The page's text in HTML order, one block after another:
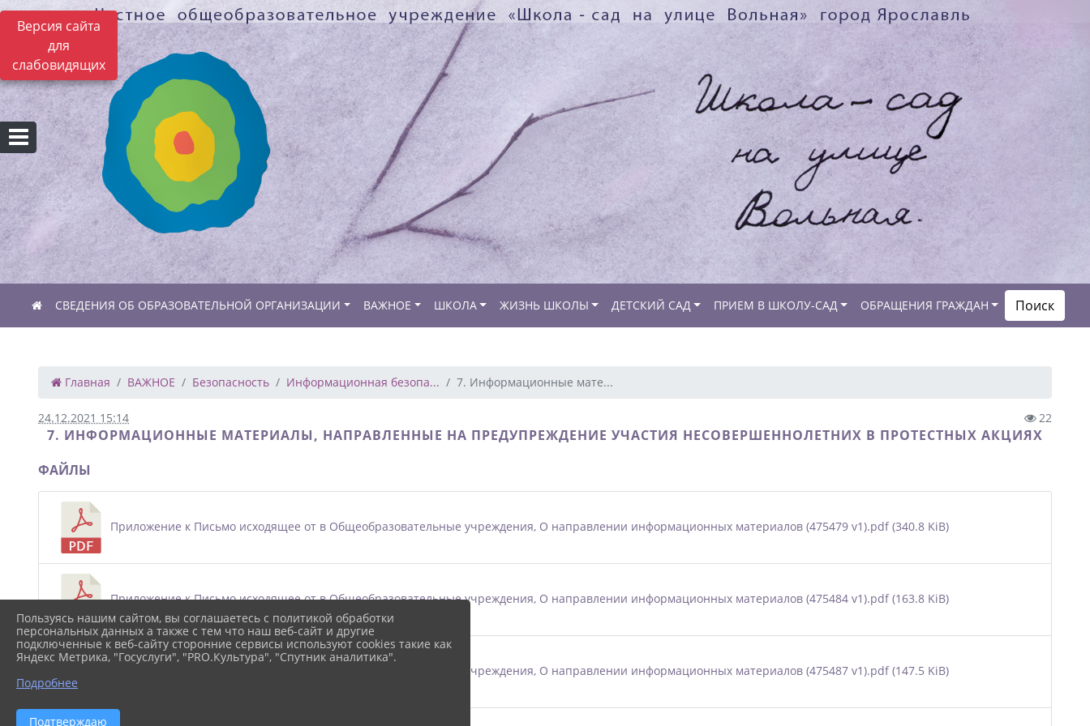
Версия сайта
для
слабовидящих
СВЕДЕНИЯ ОБ ОБРАЗОВАТЕЛЬНОЙ ОРГАНИЗАЦИИ ВАЖНОЕ ШКОЛА ЖИЗНЬ ШКОЛЫ ДЕТСКИЙ САД ПРИЕМ В ШКОЛУ-САД ОБРАЩЕНИЯ ГРАЖДАН Поиск
Главная ВАЖНОЕ Безопасность Информационная безопа... 7. Информационные мате...
24.12.2021 15:14 22
7. ИНФОРМАЦИОННЫЕ МАТЕРИАЛЫ, НАПРАВЛЕННЫЕ НА ПРЕДУПРЕЖДЕНИЕ УЧАСТИЯ НЕСОВЕРШЕННОЛЕТНИХ В ПРОТЕСТНЫХ АКЦИЯХ
ФАЙЛЫ
Приложение к Письмо исходящее от в Общеобразовательные учреждения, О направлении информационных материалов (475479 v1).pdf (340.8 KiB)
Приложение к Письмо исходящее от в Общеобразовательные учреждения, О направлении информационных материалов (475484 v1).pdf (163.8 KiB)
Приложение к Письмо исходящее от в Общеобразовательные учреждения, О направлении информационных материалов (475487 v1).pdf (147.5 KiB)
Пользуясь нашим сайтом, вы соглашаетесь с политикой обработки
персональных данных а также с тем что наш веб-сайт и другие
подключенные к веб-сайту сторонние сервисы используют cookies такие как
Яндекс Метрика, "Госуслуги", "PRO.Культура", "Спутник аналитика".
Подробнее
Подтверждаю